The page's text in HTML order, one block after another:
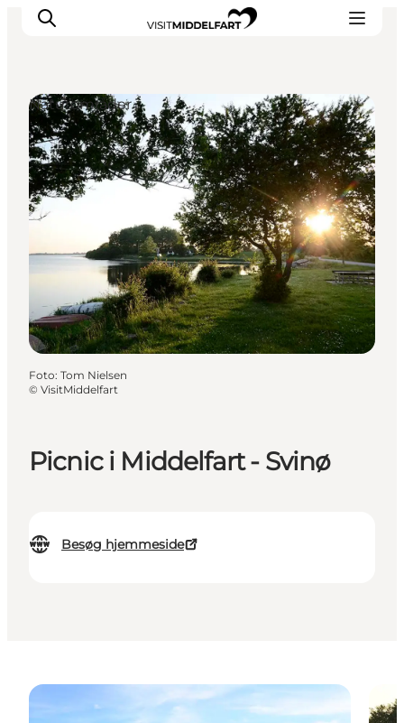
Oplevelser
Mad og drikke
Overnatning
Det Sker
Book oplevelse
Møde og Konference
Picnic i Middelfart - Svinø
Besøg hjemmeside
Naturområder
Foto: Tom Nielsen
© VisitMiddelfart